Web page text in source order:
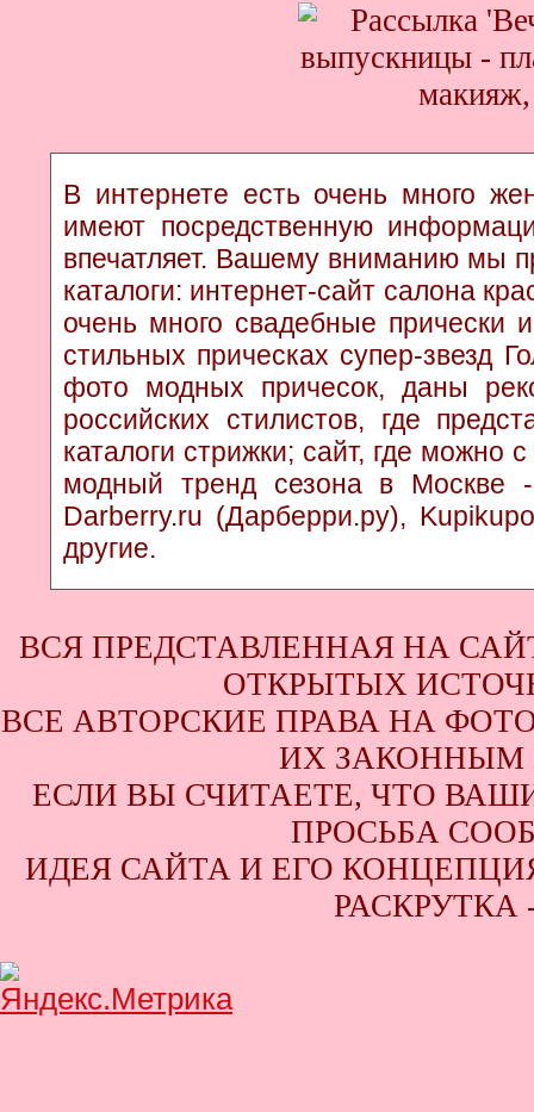
В интернете есть очень много
имеют посредственную
впечатляет. Вашему вниманию мы
каталоги: интернет-сайт салона
очень много свадебные прически
стильных прическах супер-звезд
фото модных причесок, даны
российских стилистов, где
каталоги стрижки; сайт, где можно
модный тренд сезона в Москве -
Darberry.ru (Дарберри.ру),
другие.
ВСЯ ПРЕДСТАВЛЕННАЯ НА
ОТКРЫТЫХ
ВСЕ АВТОРСКИЕ ПРАВА НА
ИХ ЗАКОННЫМ
ЕСЛИ ВЫ СЧИТАЕТЕ, ЧТО
ПРОСЬБА
ИДЕЯ САЙТА И ЕГО КОНЦЕПЦИЯ
РАСКРУТКА -